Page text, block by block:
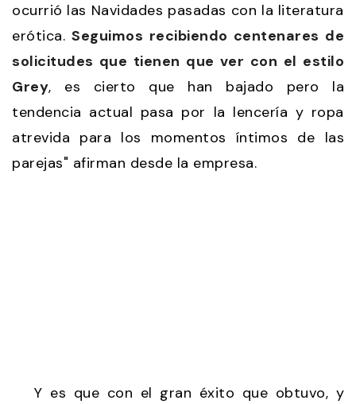
ocurrió las Navidades pasadas con la literatura
erótica.Seguimos recibiendo centenares de
solicitudes que tienen que ver con el estilo
Grey, es cierto que han bajado pero la
tendencia actual pasa por la lencería y ropa
atrevida para los momentos íntimos de las
parejas" afirman desde la empresa.
Y es que con el gran éxito que obtuvo, y